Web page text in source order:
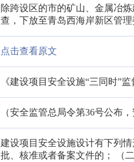
除跨设区的市的矿山、金属冶
查，下放至青岛西海岸新区管
点击查看原文
《建设项目安全设施“三同时”
（安全监管总局令第36号公布
建设项目安全设施设计有下列
批、核准或者备案文件的； （